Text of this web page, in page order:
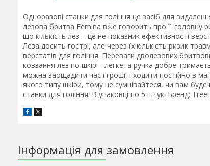
Одноразові станки для гоління це засіб для
лезова бритва Femina вже говорить про її головну
що кількість лез – це не показник ефективності
Леза досить гострі, але через їх кількість ризик
верстатів для гоління. Переваги дволезових
ковзання лез по шкірі - легке, а ручка добре
можна заощадити час і гроші, і ходити постійно в
якого типу шкіри, тому не сумнівайтеся, чи вам
станки для гоління. В упаковці по 5 штук. Бренд:
Інформація для замовлення